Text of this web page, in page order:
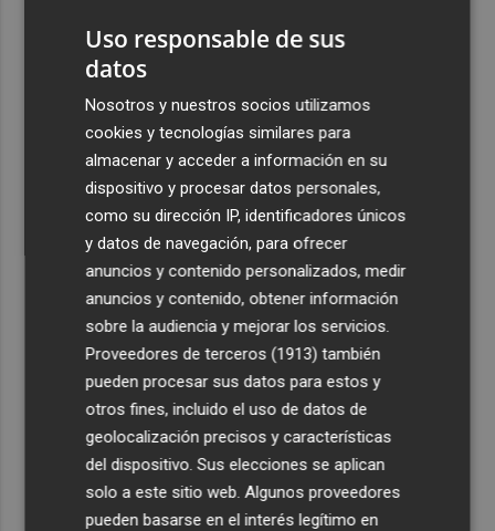
San Javier da viabilidad al nuevo contrato del transporte
urbano y a un hotel de cuatro estrellas en La Manga con
324 habitaciones
Estos son los estrenos que abren la cartelera en agosto:
de la comedia 'El último mono' a una nueva entrega de
'La Patrulla Canina'
Recibe toda la actualidad de
Plaza Podcast en tu correo
Quiero suscribirme
Uso responsable de sus
datos
Nosotros y nuestros socios utilizamos
cookies y tecnologías similares para
almacenar y acceder a información en su
dispositivo y procesar datos personales,
como su dirección IP, identificadores únicos
y datos de navegación, para ofrecer
anuncios y contenido personalizados, medir
anuncios y contenido, obtener información
sobre la audiencia y mejorar los servicios.
Proveedores de terceros (1913) también
pueden procesar sus datos para estos y
otros fines, incluido el uso de datos de
geolocalización precisos y características
del dispositivo. Sus elecciones se aplican
solo a este sitio web. Algunos proveedores
pueden basarse en el interés legítimo en